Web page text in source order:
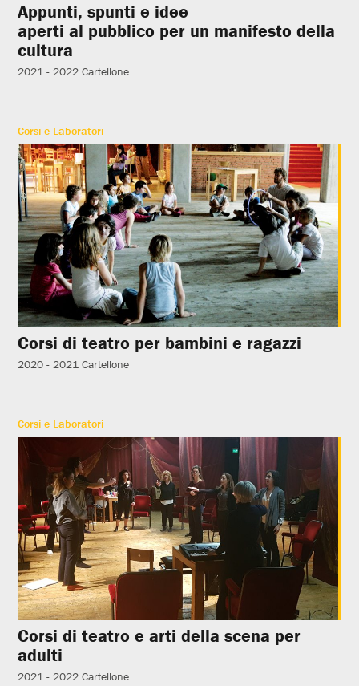
Appunti, spunti e idee
aperti al pubblico per un manifesto della
cultura
2021 - 2022 Cartellone
Corsi e Laboratori
Corsi di teatro per bambini e ragazzi
2020 - 2021 Cartellone
Corsi e Laboratori
Corsi di teatro e arti della scena per
adulti
2021 - 2022 Cartellone